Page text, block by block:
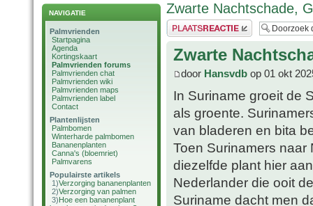
NAVIGATIE
Palmvrienden
Startpagina
Agenda
Kortingskaart
Palmvrienden forums
Palmvrienden chat
Palmvrienden wiki
Palmvrienden maps
Palmvrienden label
Contact
Plantenlijsten
Palmbomen
Winterharde palmbomen
Bananenplanten
Canna's (bloemriet)
Palmvarens
Populairste artikels
1)Verzorging bananenplanten
2)Verzorging van palmen
3)Hoe een bananenplant
Zwarte Nachtschade,
Plaats een reactie
Zwarte
door Hansvdb op 01 okt
In Suriname groeit de
als groente.
van bladeren en bita
Toen Surinamers
diezelfde plant hier
Nederlander die ooit
Suriname dacht men